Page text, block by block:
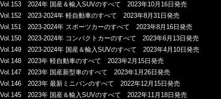
Vol.153 2024年 国産＆輸入SUVのすべて 2023年10月16日発売
Vol.152 2023-2024年 軽自動車のすべて 2023年8月31日発売
Vol.151 2023-2024年 スポーツカーのすべて 2023年8月16日発売
Vol.150 2023-2024年 コンパクトカーのすべて 2023年6月13日発売
Vol.149 2023-2024年 国産＆輸入SUVのすべて 2023年4月10日発売
Vol.148 2023年 軽自動車のすべて 2023年2月15日発売
Vol.147 2023年 国産新型車のすべて 2023年1月26日発売
Vol.146 2023年 最新ミニバンのすべて 2022年12月15日発売
Vol.145 2023年 国産＆輸入SUVのすべて 2022年11月18日発売